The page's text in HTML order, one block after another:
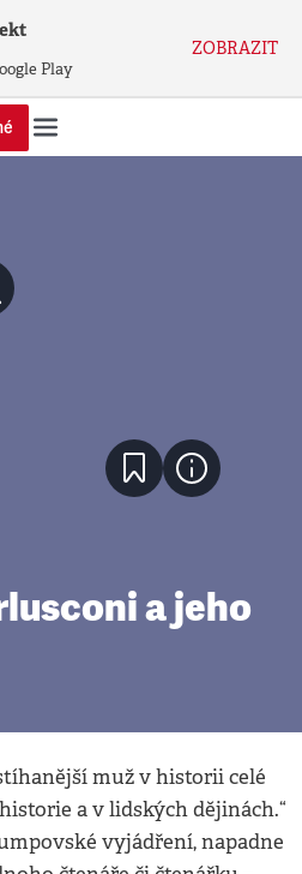
Play
ZOBRAZIT
a jeho
muž v historii celé
a v lidských dějinách.“
vyjádření, napadne